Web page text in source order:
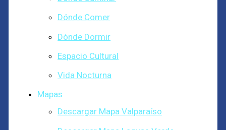
Dónde Comer
Dónde Dormir
Espacio Cultural
Vida Nocturna
Mapas
Descargar Mapa Valparaíso